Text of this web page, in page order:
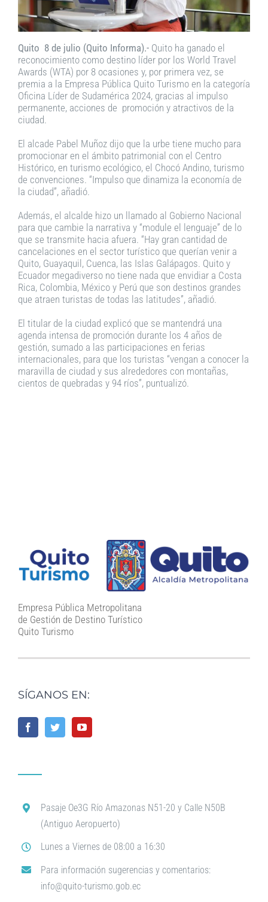
Quito 8 de julio (Quito Informa).- Quito ha ganado el
reconocimiento como destino líder por los World Travel
Awards (WTA) por 8 ocasiones y, por primera vez, se
premia a la Empresa Pública Quito Turismo en la categoría
Oficina Líder de Sudamérica 2024, gracias al impulso
permanente, acciones de promoción y atractivos de la
ciudad.
El alcade Pabel Muñoz dijo que la urbe tiene mucho para
promocionar en el ámbito patrimonial con el Centro
Histórico, en turismo ecológico, el Chocó Andino, turismo
de convenciones. “Impulso que dinamiza la economía de
la ciudad”, añadió.
Además, el alcalde hizo un llamado al Gobierno Nacional
para que cambie la narrativa y “module el lenguaje” de lo
que se transmite hacia afuera. “Hay gran cantidad de
cancelaciones en el sector turístico que querían venir a
Quito, Guayaquil, Cuenca, las Islas Galápagos. Quito y
Ecuador megadiverso no tiene nada que envidiar a Costa
Rica, Colombia, México y Perú que son destinos grandes
que atraen turistas de todas las latitudes”, añadió.
El titular de la ciudad explicó que se mantendrá una
agenda intensa de promoción durante los 4 años de
gestión, sumado a las participaciones en ferias
internacionales, para que los turistas “vengan a conocer la
maravilla de ciudad y sus alrededores con montañas,
cientos de quebradas y 94 ríos”, puntualizó.
Empresa Pública Metropolitana
de Gestión de Destino Turístico
Quito Turismo
SÍGANOS EN:
Pasaje Oe3G Río Amazonas N51-20 y Calle N50B
(Antiguo Aeropuerto)
Lunes a Viernes de 08:00 a 16:30
Para información sugerencias y comentarios:
info@quito-turismo.gob.ec